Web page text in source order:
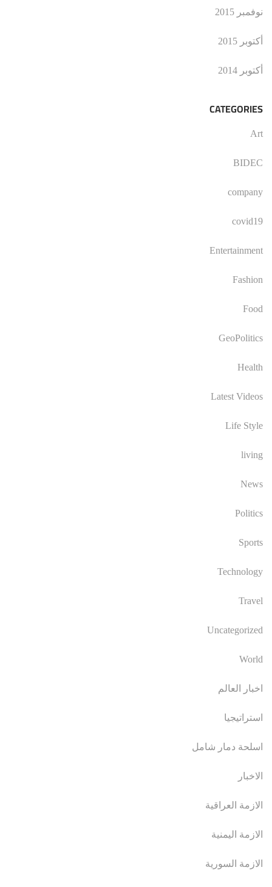
نوفمبر 2015
أكتوبر 2015
أكتوبر 2014
CATEGORIES
Art
BIDEC
company
covid19
Entertainment
Fashion
Food
GeoPolitics
Health
Latest Videos
Life Style
living
News
Politics
Sports
Technology
Travel
Uncategorized
World
اخبار العالم
استراتيجيا
اسلحة دمار شامل
الاخبار
الازمة العراقية
الازمة اليمنية
الازمة السورية